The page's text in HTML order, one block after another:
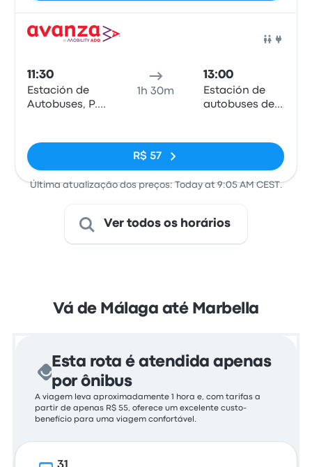
11:30
Estación de
Autobuses, P.º
1h 30m
13:00
Estación de
autobuses de
R$ 57
Última atualização dos preços: Today at 9:05 AM CEST.
Ver todos os horários
Vá de Málaga até Marbella
Esta rota é atendida apenas
por ônibus
A viagem leva aproximadamente 1 hora e, com tarifas a
partir de apenas R$ 55, oferece um excelente custo-
benefício para uma viagem confortável.